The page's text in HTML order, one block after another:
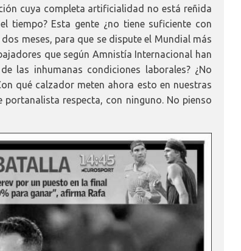
cuya completa artificialidad no está reñida
tiempo? Esta gente ¿no tiene suficiente con
meses, para que se dispute el Mundial más
que según Amnistía Internacional han
las inhumanas condiciones laborales? ¿No
qué calzador meten ahora esto en nuestras
portanalista respecta, con ninguno. No pienso